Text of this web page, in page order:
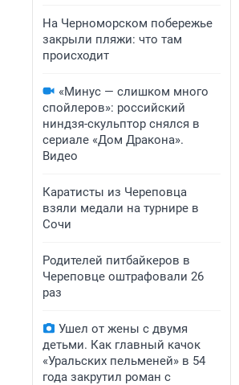
На Черноморском побережье
закрыли пляжи: что там
происходит
«Минус — слишком много
спойлеров»: российский
ниндзя-скульптор снялся в
сериале «Дом Дракона».
Видео
Каратисты из Череповца
взяли медали на турнире в
Сочи
Родителей питбайкеров в
Череповце оштрафовали 26
раз
Ушел от жены с двумя
детьми. Как главный качок
«Уральских пельменей» в 54
года закрутил роман с